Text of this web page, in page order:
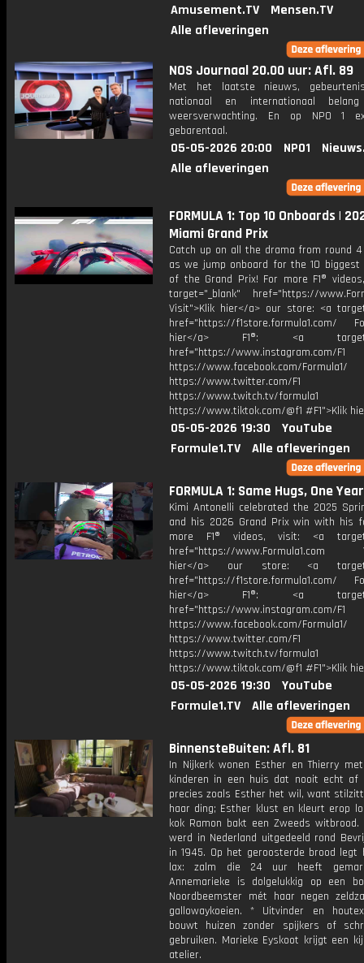
Amusement.TV
Mensen.TV
Alle afleveringen
NOS Journaal 20.00 uur: Afl. 89
Met het laatste nieuws,
nationaal en internationaal
weersverwachting. En op NPO 1
gebarentaal.
05-05-2026 20:00 NPO1
Alle afleveringen
FORMULA 1: Top 10 Onboards |
Miami Grand Prix
Catch up on all the drama from round
as we jump onboard for the 10 biggest
of the Grand Prix! For more F1®
target="_blank" href="https://
Visit">Klik hier</a> our store: <a
href="https://f1store.formula1.com/
hier</a> F1®: <a
href="https://www.instagram.com/F1
https://www.facebook.com/Formula1/
https://www.twitter.com/F1
https://www.twitch.tv/formula1
https://www.tiktok.com/@f1 #F1">Klik
05-05-2026 19:30
YouTube
Formule1.TV
Alle afleveringen
FORMULA 1: Same Hugs, One
Kimi Antonelli celebrated the 2025
and his 2026 Grand Prix win with his
more F1® videos, visit: <a
href="https://www.Formula1.com
hier</a> our store: <a
href="https://f1store.formula1.com/
hier</a> F1®: <a
href="https://www.instagram.com/F1
https://www.facebook.com/Formula1/
https://www.twitter.com/F1
https://www.twitch.tv/formula1
https://www.tiktok.com/@f1 #F1">Klik
05-05-2026 19:30
YouTube
Formule1.TV
Alle afleveringen
BinnensteBuiten: Afl. 81
In Nijkerk wonen Esther en Thierry
kinderen in een huis dat nooit echt af
precies zoals Esther het wil, want
haar ding; Esther klust en kleurt erop
kok Ramon bakt een Zweeds
werd in Nederland uitgedeeld rond
in 1945. Op het geroosterde brood legt
lax: zalm die 24 uur heeft
Annemarieke is dolgelukkig op een
Noordbeemster mét haar negen
gallowaykoeien. * Uitvinder en
bouwt huizen zonder spijkers of
gebruiken. Marieke Eyskoot krijgt een
atelier.